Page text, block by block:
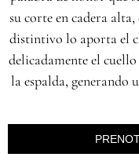
su corte en cadera
distintivo lo aporta el
delicadamente el cuello
la espalda, generando